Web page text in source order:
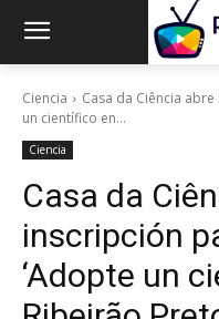
Ciencia
Casa da Ciência
un científico en...
Ciencia
Casa da
inscripción
‘Adopte un